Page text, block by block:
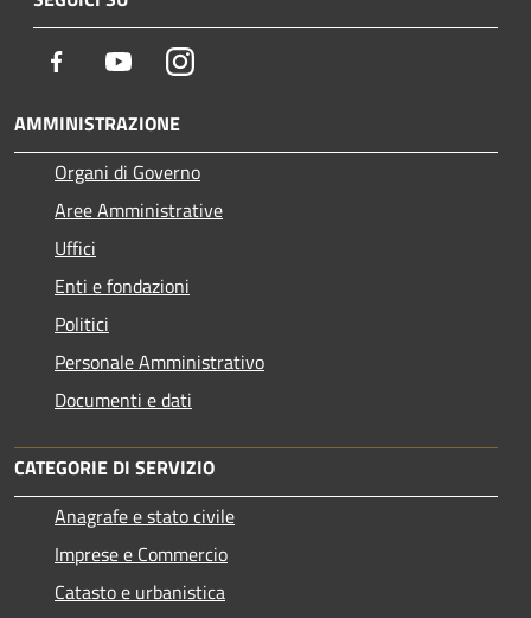
Facebook YoutubeInstagram
AMMINISTRAZIONE
Organi di Governo
Aree Amministrative
Uffici
Enti e fondazioni
Politici
Personale Amministrativo
Documenti e dati
CATEGORIE DI SERVIZIO
Anagrafe e stato civile
Imprese e Commercio
Catasto e urbanistica